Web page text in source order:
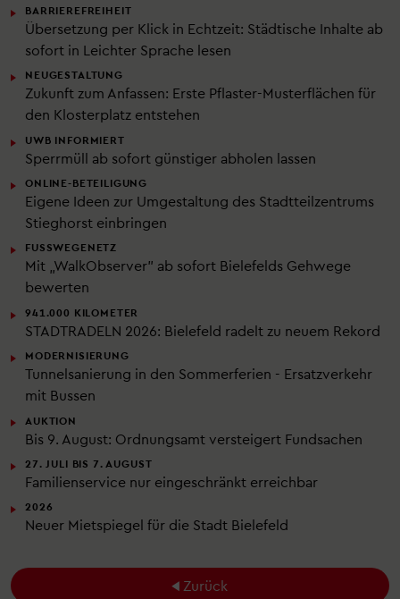
BARRIEREFREIHEIT
Übersetzung per Klick in Echtzeit: Städtische Inhalte ab
sofort in Leichter Sprache lesen
NEUGESTALTUNG
Zukunft zum Anfassen: Erste Pflaster-Musterflächen für
den Klosterplatz entstehen
UWB INFORMIERT
Sperrmüll ab sofort günstiger abholen lassen
ONLINE-BETEILIGUNG
Eigene Ideen zur Umgestaltung des Stadtteilzentrums
Stieghorst einbringen
FUSSWEGENETZ
Mit „WalkObserver" ab sofort Bielefelds Gehwege
bewerten
941.000 KILOMETER
STADTRADELN 2026: Bielefeld radelt zu neuem Rekord
MODERNISIERUNG
Tunnelsanierung in den Sommerferien - Ersatzverkehr
mit Bussen
AUKTION
Bis 9. August: Ordnungsamt versteigert Fundsachen
27. JULI BIS 7. AUGUST
Familienservice nur eingeschränkt erreichbar
2026
Neuer Mietspiegel für die Stadt Bielefeld
Zurück